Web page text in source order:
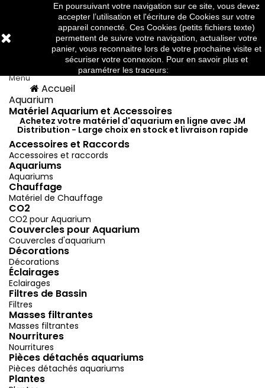
En poursuivant votre navigation sur ce site, vous devez
accepter l’utilisation et l'écriture de Cookies sur votre
appareil connecté. Ces Cookies (petits fichiers texte)
permettent de suivre votre navigation, actualiser votre
panier, vous reconnaitre lors de votre prochaine visite et
sécuriser votre connexion. Pour en savoir plus et
paramétrer les traceurs:
Téléphone:03 88 91 95 10
 
Menu
Accueil
Aquarium
Matériel Aquarium et Accessoires
Achetez votre matériel d'aquarium en ligne avec JM
Distribution - Large choix en stock et livraison rapide
Accessoires et Raccords
Accessoires et raccords
Aquariums
Aquariums
Chauffage
Matériel de Chauffage
CO2
CO2 pour Aquarium
Couvercles pour Aquarium
Couvercles d'aquarium
Décorations
Décorations
Éclairages
Eclairages
Filtres de Bassin
Filtres
Masses filtrantes
Masses filtrantes
Nourritures
Nourritures
Pièces détachés aquariums
Pièces détachés aquariums
Plantes